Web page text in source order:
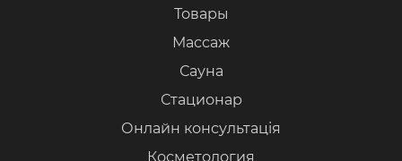
Товары
Массаж
Сауна
Стационар
Онлайн консультація
Косметология